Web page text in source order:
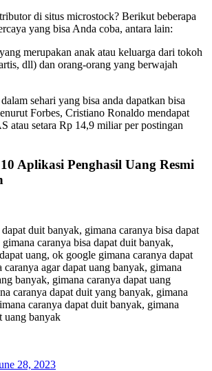
di situs microstock? Berikut beberapa
yang bisa Anda coba, antara lain:
merupakan anak atau keluarga dari tokoh
dll) dan orang-orang yang berwajah
sehari yang bisa anda dapatkan bisa
Forbes, Cristiano Ronaldo mendapat
atau setara Rp 14,9 miliar per postingan
Aplikasi Penghasil Uang Resmi
duit banyak, gimana caranya bisa dapat
caranya bisa dapat duit banyak,
uang, ok google gimana caranya dapat
agar dapat uang banyak, gimana
banyak, gimana caranya dapat uang
caranya dapat duit yang banyak, gimana
caranya dapat duit banyak, gimana
uang banyak
28, 2023